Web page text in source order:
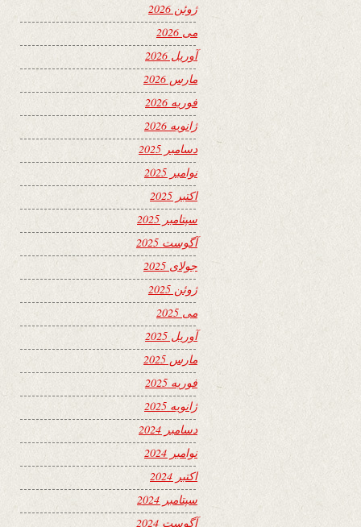
ژوئن 2026
می 2026
آوریل 2026
مارس 2026
فوریه 2026
ژانویه 2026
دسامبر 2025
نوامبر 2025
اکتبر 2025
سپتامبر 2025
آگوست 2025
جولای 2025
ژوئن 2025
می 2025
آوریل 2025
مارس 2025
فوریه 2025
ژانویه 2025
دسامبر 2024
نوامبر 2024
اکتبر 2024
سپتامبر 2024
آگوست 2024